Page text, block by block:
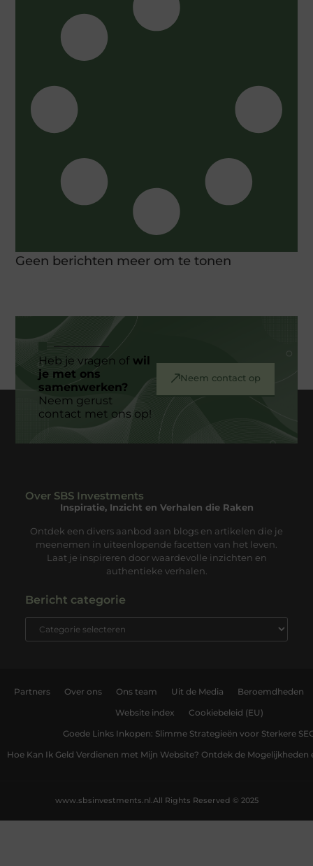
Geen berichten meer om te tonen
Heb je vragen ofwil
je met ons
samenwerken?
Neem gerust
contact met ons op!
Neem contact op
Over SBS Investments
Inspiratie, Inzicht en Verhalen die Raken
Ontdek een divers aanbod aan blogs en artikelen die je
meenemen in uiteenlopende facetten van het leven.
Laat je inspireren door waardevolle inzichten en
authentieke verhalen.
Bericht categorie
Partners Over ons Ons team Uit de Media Beroemdheden
Website index Cookiebeleid (EU)
Goede Links Inkopen: Slimme Strategieën voor Sterkere
Hoe Kan Ik Geld Verdienen met Mijn Website? Ontdek de Mogelijkheden
All Rights Reserved © 2025
www.sbsinvestments.nl.